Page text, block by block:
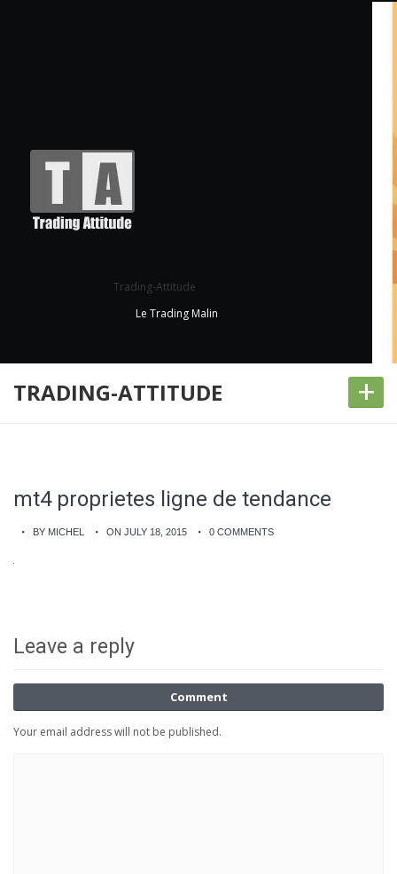
Trading-Attitude
Le Trading Malin
TRADING-ATTITUDE +
mt4 proprietes ligne de tendance
BY MICHEL ON JULY 18, 2015 0 COMMENTS
Leave a reply
Comment
Your email address will not be published.